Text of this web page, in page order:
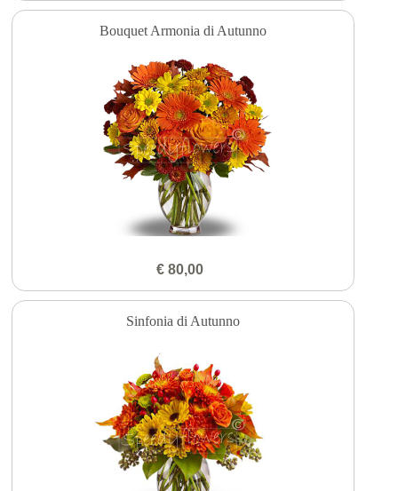
Bouquet Armonia di Autunno
€ 80,00
Sinfonia di Autunno